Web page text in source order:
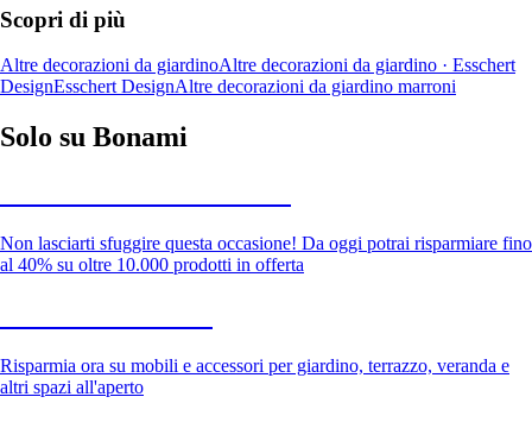
Scopri di più
Altre decorazioni da giardinoAltre decorazioni da giardino · Esschert
DesignEsschert DesignAltre decorazioni da giardino marroni
Solo su Bonami
Non lasciarti sfuggire questa occasione! Da oggi potrai risparmiare fino
al 40% su oltre 10.000 prodotti in offerta
Risparmia ora su mobili e accessori per giardino, terrazzo, veranda e
altri spazi all'aperto